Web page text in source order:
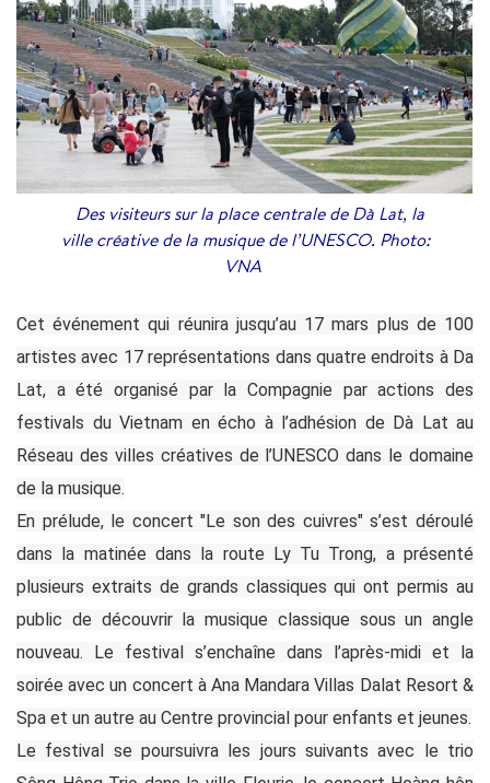
Des visiteurs sur la place centrale de Dà Lat, la
ville créative de la musique de l’UNESCO. Photo:
VNA
Cet événement qui réunira jusqu’au 17 mars plus de 100
artistes avec 17 représentations dans quatre endroits à Da
Lat, a été organisé par la Compagnie par actions des
festivals du Vietnam en écho à l’adhésion de Dà Lat au
Réseau des villes créatives de l’UNESCO dans le domaine
de la musique.
En prélude, le concert "Le son des cuivres" s’est déroulé
dans la matinée dans la route Ly Tu Trong, a présenté
plusieurs extraits de grands classiques qui ont permis au
public de découvrir la musique classique sous un angle
nouveau. Le festival s’enchaîne dans l’après-midi et la
soirée avec un concert à Ana Mandara Villas Dalat Resort &
Spa et un autre au Centre provincial pour enfants et jeunes.
Le festival se poursuivra les jours suivants avec le trio